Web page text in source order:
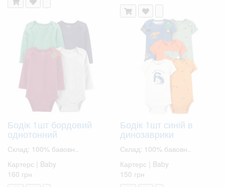
Бодік 1шт бордовий
однотонний
Склад: 100% бавовн..
Картерс | Baby
160 грн
Бодік 1шт синій в
динозаврики
Склад: 100% бавовн..
Картерс | Baby
150 грн